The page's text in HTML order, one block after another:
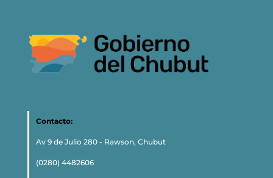
Contacto:
Av 9 de Julio 280 - Rawson, Chubut
(0280) 4482606